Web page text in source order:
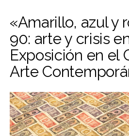
«Amarillo, azul y
90: arte y crisis
Exposición en el
Arte